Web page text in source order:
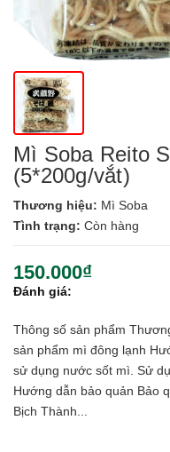
Mì Soba Reito
(5*200g/vắt)
Thương hiệu: Mì Soba
Tình trạng: Còn hàng
150.000₫
Đánh giá:
Thông số sản phẩm
sản phẩm mì đông lạnh
sử dụng nước sốt mì. Sử
Hướng dẫn bảo quản Bảo
Bịch Thành...